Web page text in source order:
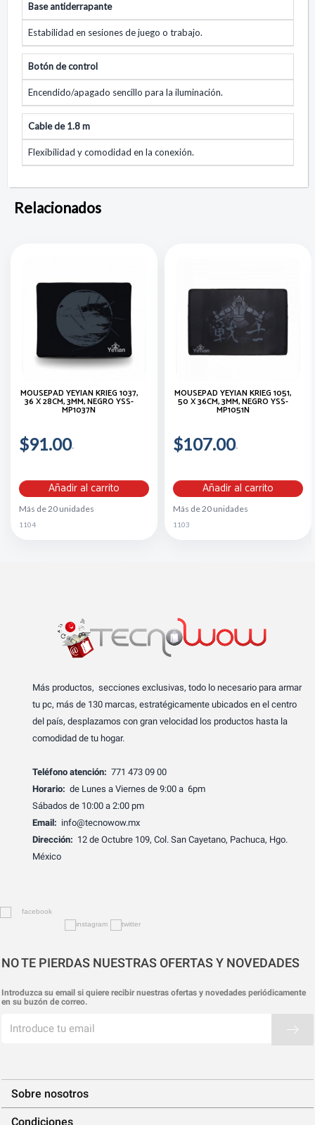
Base antiderrapante
Estabilidad en sesiones de juego o trabajo.
Botón de control
Encendido/apagado sencillo para la iluminación.
Cable de 1.8 m
Flexibilidad y comodidad en la conexión.
Relacionados
MOUSEPAD YEYIAN KRIEG 1037,
36 X 28CM, 3MM, NEGRO YSS-
MP1037N
$91.00
Añadir al carrito
Más de 20 unidades
1104
MOUSEPAD YEYIAN KRIEG 1051,
50 X 36CM, 3MM, NEGRO YSS-
MP1051N
$107.00
Añadir al carrito
Más de 20 unidades
1103
Más productos, secciones exclusivas, todo lo necesario para armar
tu pc, más de 130 marcas, estratégicamente ubicados en el centro
del país, desplazamos con gran velocidad los productos hasta la
comodidad de tu hogar.
Teléfono atención: 771 473 09 00
Horario: de Lunes a Viernes de 9:00 a 6pm
Sábados de 10:00 a 2:00 pm
Email: info@tecnowow.mx
Dirección: 12 de Octubre 109, Col. San Cayetano, Pachuca, Hgo.
México
NO TE PIERDAS NUESTRAS OFERTAS Y NOVEDADES
Introduzca su email si quiere recibir nuestras ofertas y novedades periódicamente
en su buzón de correo.
Sobre nosotros
Condiciones